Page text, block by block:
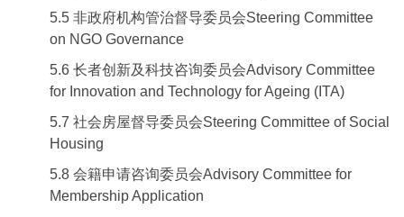
5.5 非政府机构管治督导委员会Steering Committee
on NGO Governance
5.6 长者创新及科技咨询委员会Advisory Committee
for Innovation and Technology for Ageing (ITA)
5.7 社会房屋督导委员会Steering Committee of Social
Housing
5.8 会籍申请咨询委员会Advisory Committee for
Membership Application